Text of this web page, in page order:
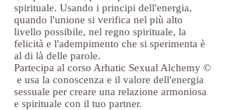
spirituale. Usando i principi dell'energia,
quando l'unione si verifica nel più alto
livello possibile, nel regno spirituale, la
felicità e l'adempimento che si sperimenta è
al di là delle parole.
Partecipa al corso Arhatic Sexual Alchemy ©
e usa la conoscenza e il valore dell'energia
sessuale per creare una relazione armoniosa
e spirituale con il tuo partner.